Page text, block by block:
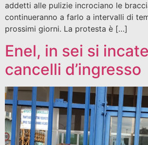
addetti alle pulizie incrociano le
continueranno a farlo a intervalli di
prossimi giorni. La protesta è […]
Enel, in sei si
cancelli d’ingresso